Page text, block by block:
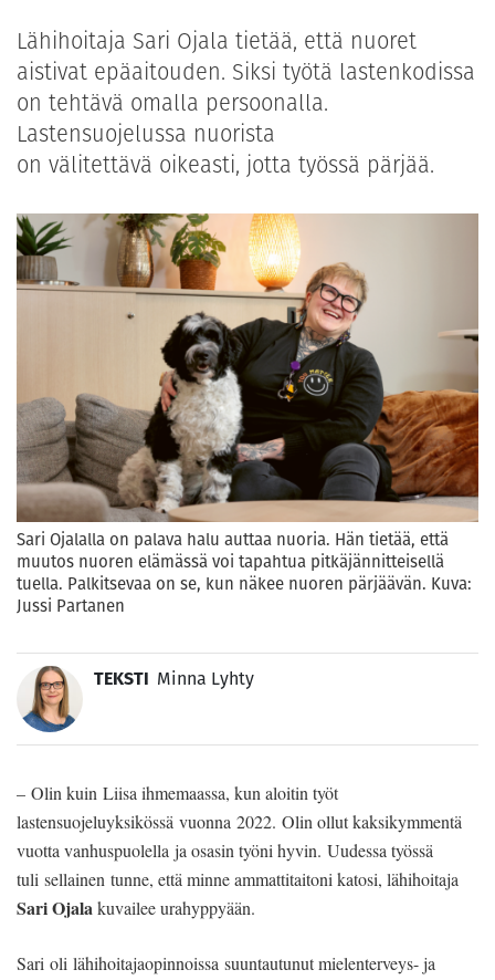
Lähihoitaja Sari Ojala tietää, että nuoret
aistivat epäaitouden. Siksi työtä lastenkodissa
on tehtävä omalla persoonalla.
Lastensuojelussa nuorista
on välitettävä oikeasti, jotta työssä pärjää.
Sari Ojalalla on palava halu auttaa nuoria. Hän tietää, että
muutos nuoren elämässä voi tapahtua pitkäjännitteisellä
tuella. Palkitsevaa on se, kun näkee nuoren pärjäävän. Kuva:
Jussi Partanen
TEKSTI Minna Lyhty
– Olin kuin Liisa ihmemaassa, kun aloitin työt
lastensuojeluyksikössä vuonna 2022. Olin ollut kaksikymmentä
vuotta vanhuspuolella ja osasin työni hyvin. Uudessa työssä
tuli sellainen tunne, että minne ammattitaitoni katosi, lähihoitaja
Sari Ojalakuvailee urahyppyään.
Sari oli lähihoitajaopinnoissa suuntautunut mielenterveys- ja